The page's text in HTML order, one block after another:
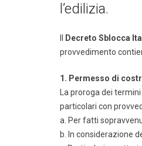
l’edilizia.
Decreto Sblocca
provvedimento
1. Permesso di
La proroga dei
particolari con
a. Per fatti
b. In considerazione